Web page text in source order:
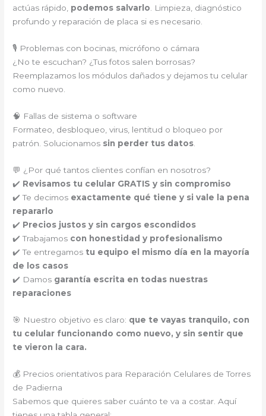
actúas rápido, podemos salvarlo. Limpieza, diagnóstico
profundo y reparación de placa si es necesario.
🎙️ Problemas con bocinas, micrófono o cámara
¿No te escuchan? ¿Tus fotos salen borrosas?
Reemplazamos los módulos dañados y dejamos tu celular
como nuevo.
🧠 Fallas de sistema o software
Formateo, desbloqueo, virus, lentitud o bloqueo por
patrón. Solucionamos sin perder tus datos
💬 ¿Por qué tantos clientes confían en nosotros?
✔️ Revisamos tu celular GRATIS y sin compromiso
✔️ Te decimos exactamente qué tiene y si vale la pena
repararlo
✔️ Precios justos y sin cargos escondidos
✔️ Trabajamos con honestidad y profesionalismo
✔️ Te entregamos tu equipo el mismo día en la mayoría
de los casos
✔️ Damos garantía escrita en todas nuestras
reparaciones
🎯 Nuestro objetivo es claro: que te vayas tranquilo, con
tu celular funcionando como nuevo, y sin sentir que
te vieron la cara.
💰 Precios orientativos para Reparación Celulares de Torres
de Padierna
Sabemos que quieres saber cuánto te va a costar. Aquí